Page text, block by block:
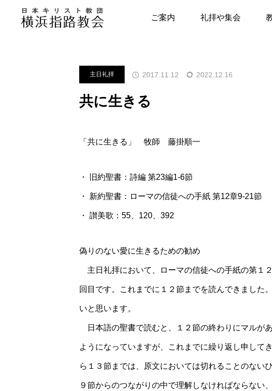
ご案内 礼拝や集会
主日礼拝 共に生きる
主日礼拝 2017.11.12 2022.12.16
共に生きる
「共に生きる」 牧師 藤掛順一
・ 旧約聖書：詩編 第23編1-6節
・ 新約聖書：ローマの信徒への手紙 第12章9-21節
・ 讃美歌：55、120、392
偽りのない愛に生きるための勧め
主日礼拝において、ローマの信徒への手紙の第１
回目です。これまでに１２節までを読んできました
いと思います。
日本語の聖書で読むと、１２節の終わりにマルが
ようになっていますが、これまでに繰り返し申して
ら１３節までは、原文においては切れることのない
９節からのつながりの中で理解しなければならない